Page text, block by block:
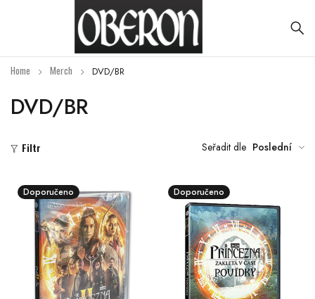
DVD/BR
Home Merch DVD/BR
Filtr Seřadit dle Poslední
Doporučeno Doporučeno